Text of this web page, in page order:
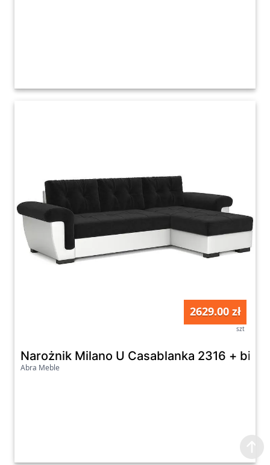
2629.00 zł
szt
Narożnik Milano U Casablanka 2316 +
Abra Meble